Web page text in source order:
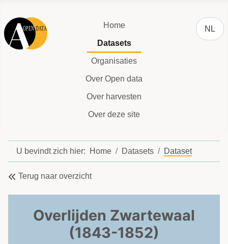
Home
Datasets
Organisaties
Over Open data
Over harvesten
Over deze site
NL
U bevindt zich hier: Home Datasets Dataset
Terug naar overzicht
Overlijden Zwartewaal
(1843-1852)